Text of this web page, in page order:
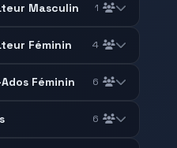
Masculin 1
Féminin 4
Féminin 6
6